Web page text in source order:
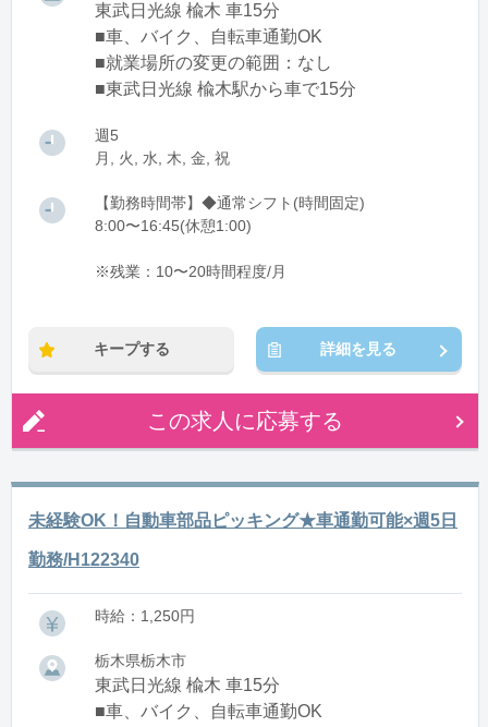
東武日光線 楡木 車15分
■車、バイク、自転車通勤OK
■就業場所の変更の範囲：なし
■東武日光線 楡木駅から車で15分
週5
月, 火, 水, 木, 金, 祝
【勤務時間帯】◆通常シフト(時間固定)
8:00〜16:45(休憩1:00)
※残業：10〜20時間程度/月
キープする 詳細を見る
この求人に応募する
未経験OK！自動車部品ピッキング★車通勤可能×週5日
勤務/H122340
時給：1,250円
栃木県栃木市
東武日光線 楡木 車15分
■車、バイク、自転車通勤OK